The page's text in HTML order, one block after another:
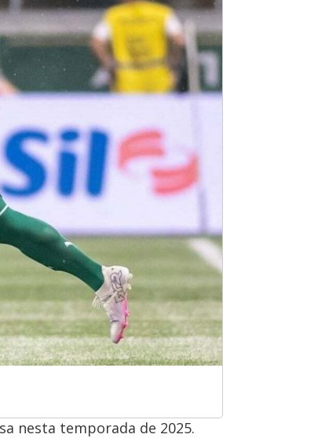
nesta temporada de 2025.